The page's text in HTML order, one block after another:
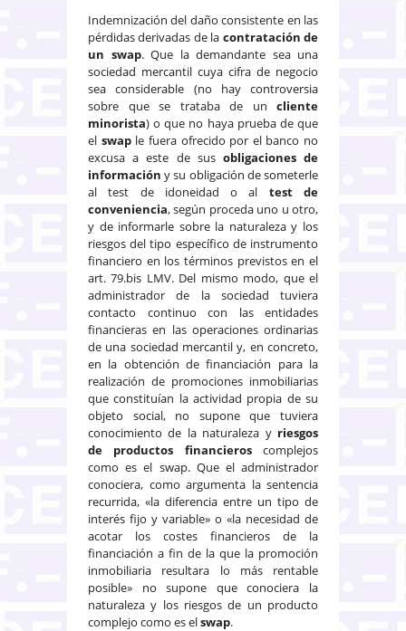
Indemnización del daño consistente en las
pérdidas derivadas de la contratación de
un swap. Que la demandante sea una
sociedad mercantil cuya cifra de negocio
sea considerable (no hay controversia
sobre que se trataba de un cliente
minorista) o que no haya prueba de que
el swaple fuera ofrecido por el banco no
excusa a este de sus obligaciones de
información y su obligación de someterle
al test de idoneidad o al test de
conveniencia, según proceda uno u otro,
y de informarle sobre la naturaleza y los
riesgos del tipo específico de instrumento
financiero en los términos previstos en el
art. 79.bis LMV. Del mismo modo, que el
administrador de la sociedad tuviera
contacto continuo con las entidades
financieras en las operaciones ordinarias
de una sociedad mercantil y, en concreto,
en la obtención de financiación para la
realización de promociones inmobiliarias
que constituían la actividad propia de su
objeto social, no supone que tuviera
conocimiento de la naturaleza y riesgos
de productos financieroscomplejos
como es el swap. Que el administrador
conociera, como argumenta la sentencia
recurrida, «la diferencia entre un tipo de
interés fijo y variable» o «la necesidad de
acotar los costes financieros de la
financiación a fin de la que la promoción
inmobiliaria resultara lo más rentable
posible» no supone que conociera la
naturaleza y los riesgos de un producto
complejo como es elswap.